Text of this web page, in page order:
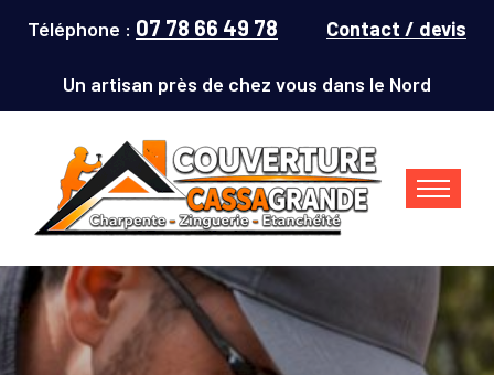
Téléphone : 07 78 66 49 78 Contact / devis
Un artisan près de chez vous dans le Nord